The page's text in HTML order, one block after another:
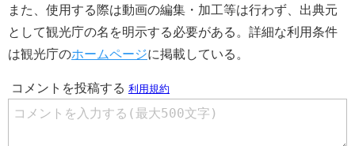
また、使用する際は動画の編集・加工等は行わず、出典元
として観光庁の名を明示する必要がある。詳細な利用条件
は観光庁のホームページに掲載している。